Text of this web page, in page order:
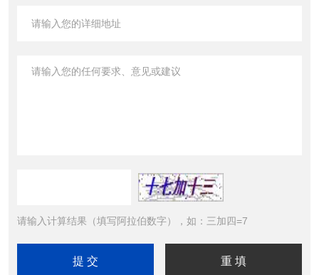
请输入计算结果（填写阿拉伯数字），如：三加四=7